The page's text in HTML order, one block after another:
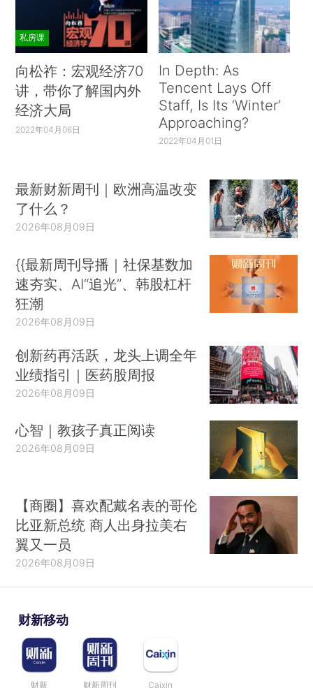
私房课
向松祚：宏观经济70
讲，带你了解国内外
经济大局
2022年04月06日
In Depth: As
Tencent Lays Off
Staff, Is Its ‘Winter’
Approaching?
2022年04月01日
最新财新周刊｜欧洲高温改变
了什么？
2026年08月09日
{{最新周刊导播｜社保基数加
速夯实、AI“追光”、韩股杠杆
狂潮
2026年08月09日
创新药再活跃，龙头上调全年
业绩指引｜医药股周报
2026年08月09日
心智｜教孩子真正阅读
2026年08月09日
【商圈】喜欢配戴名表的哥伦
比亚新总统 商人出身拉美右
翼又一员
2026年08月09日
财新移动
财新 财新周刊 Caixin